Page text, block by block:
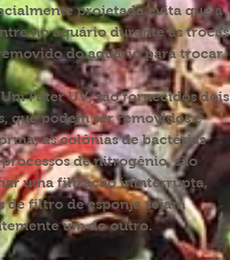
projetada evita que a
no aquário durante as trocas
do aquário para trocar
Filter UV, são fornecidos dois
que podem ser removidos e
as colônias de bactérias
de nitrogênio, são
uma filtração ininterrupta,
de filtro de esponja sejam
um do outro.